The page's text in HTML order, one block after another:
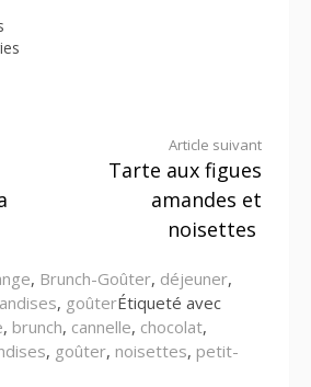
Article suivant
Tarte aux figues
amandes et
noisettes
, Brunch-Goûter, déjeuner,
, goûterÉtiqueté avec
, brunch, cannelle, chocolat,
, goûter, noisettes, petit-